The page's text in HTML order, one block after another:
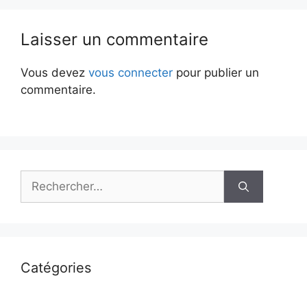
Laisser un commentaire
Vous devez vous connecter pour publier un
commentaire.
Rechercher :
Catégories